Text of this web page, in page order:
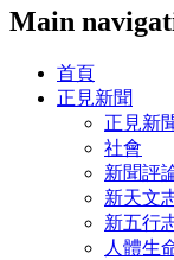
Main
首頁
正見新聞
正見新
社會
新聞評
新天文
新五行
人體生